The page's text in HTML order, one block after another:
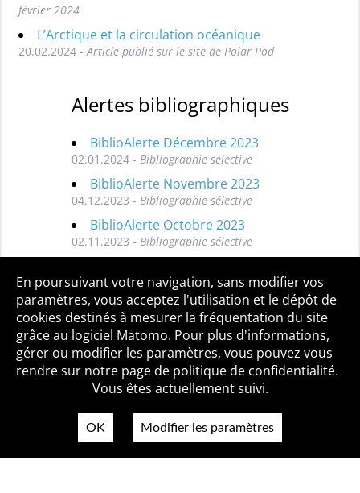
février 2024
L’Arctique et la circulation océanique
20.02.2024 - Article publié sur le site de Polar Pod
Alertes bibliographiques
BiblioAlerte Décembre 2023
02.01.2024 - Bibliographie sélective
BiblioAlerte Novembre 2023
04.12.2023 - Bibliographie sélective
BiblioAlerte Octobre 2023
02.11.2023 - Bibliographie sélective
Toutes les BiblioAlertes
Qui sommes-nous ? Mentions légales
Accessibilité
Politique de confidentialité
Contact
En poursuivant votre navigation, sans modifier vos
paramètres, vous acceptez l'utilisation et le dépôt de
cookies destinés à mesurer la fréquentation du site
grâce au logiciel Matomo. Pour plus d'informations,
gérer ou modifier les paramètres, vous pouvez vous
rendre sur notre page de politique de confidentialité.
Vous êtes actuellement suivi.
OK Modifier les paramètres